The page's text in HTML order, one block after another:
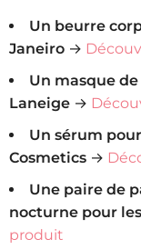
Un beurre
Janeiro →
Un masque
Laneige →
Un sérum
Cosmetics →
Une paire de
nocturne pour
produit